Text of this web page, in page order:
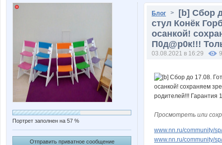
Портрет заполнен на 57 %
Отправить приватное сообщение
Блог >
[b] Сбор
стул Конёк
осанкой!
П0д@р0к!!!
03.08.2021 в 16:29
Просмотреть или
www.nn.ru/community/
www.nn.ru/community/